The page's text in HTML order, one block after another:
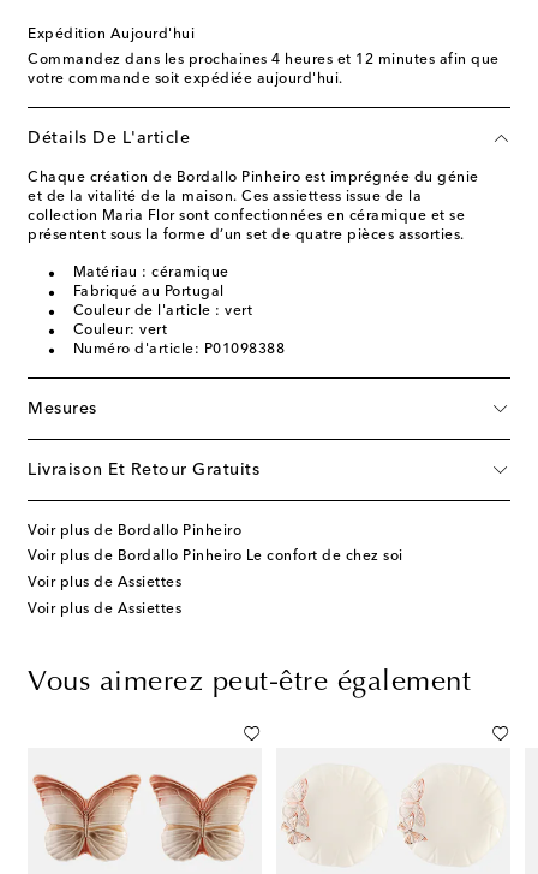
Expédition Aujourd'hui
Commandez dans les prochaines 4 heures et 12 minutes afin que
votre commande soit expédiée aujourd'hui.
Détails De L'article
Chaque création de Bordallo Pinheiro est imprégnée du génie
et de la vitalité de la maison. Ces assiettess issue de la
collection Maria Flor sont confectionnées en céramique et se
présentent sous la forme d’un set de quatre pièces assorties.
Matériau : céramique
Fabriqué au Portugal
Couleur de l'article : vert
Couleur: vert
Numéro d'article: P01098388
Mesures
Livraison Et Retour Gratuits
Voir plus de Bordallo Pinheiro
Voir plus de Bordallo Pinheiro Le confort de chez soi
Voir plus de Assiettes
Voir plus de Assiettes
Vous aimerez peut-être également